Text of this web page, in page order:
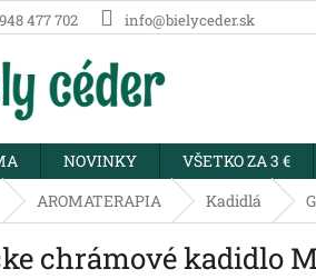
477 702 info@bielyceder.sk
NOVINKY VŠETKO ZA 3 €
AROMATERAPIA Kadidlá
chrámové kadidlo